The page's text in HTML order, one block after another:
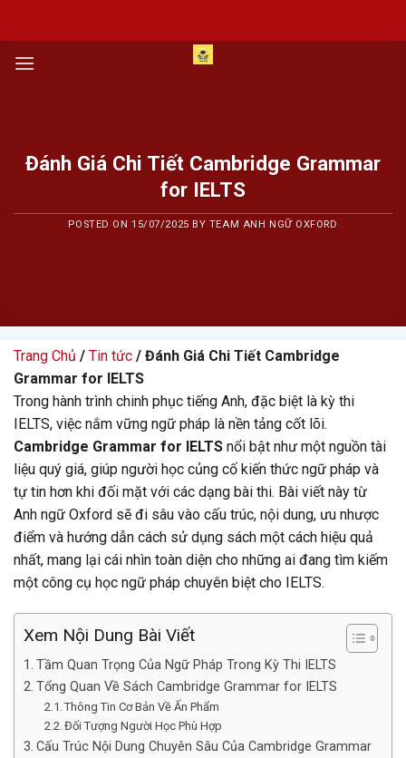
content
Đánh Giá Chi Tiết Cambridge Grammar
for IELTS
POSTED ON15/07/2025 BY TEAM ANH NGỮ OXFORD
Trang Chủ / Tin tức / Đánh Giá Chi Tiết Cambridge
Grammar for IELTS
Trong hành trình chinh phục tiếng Anh, đặc biệt là kỳ thi
IELTS, việc nắm vững ngữ pháp là nền tảng cốt lõi.
Cambridge Grammar for IELTS nổi bật như một nguồn tài
liệu quý giá, giúp người học củng cố kiến thức ngữ pháp và
tự tin hơn khi đối mặt với các dạng bài thi. Bài viết này từ
Anh ngữ Oxford sẽ đi sâu vào cấu trúc, nội dung, ưu nhược
điểm và hướng dẫn cách sử dụng sách một cách hiệu quả
nhất, mang lại cái nhìn toàn diện cho những ai đang tìm kiếm
một công cụ học ngữ pháp chuyên biệt cho IELTS.
Xem Nội Dung Bài Viết
Tầm Quan Trọng Của Ngữ Pháp Trong Kỳ Thi IELTS
Tổng Quan Về Sách Cambridge Grammar for IELTS
Thông Tin Cơ Bản Về Ấn Phẩm
Đối Tượng Người Học Phù Hợp
Cấu Trúc Nội Dung Chuyên Sâu Của Cambridge Grammar